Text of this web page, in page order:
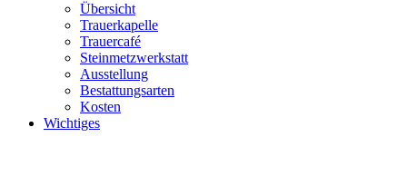
Übersicht
Trauerkapelle
Trauercafé
Steinmetzwerkstatt
Ausstellung
Bestattungsarten
Kosten
Wichtiges